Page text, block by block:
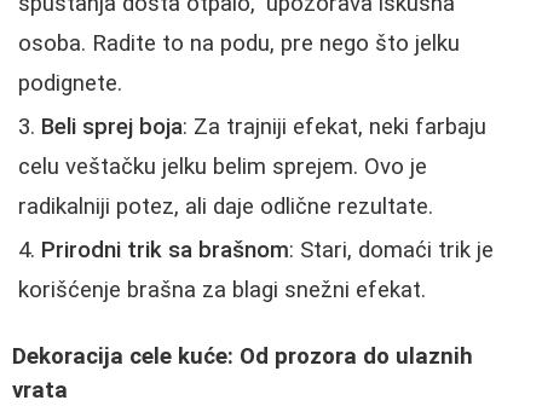
osoba. Radite to na podu, pre nego što jelku
podignete.
Beli sprej boja: Za trajniji efekat, neki farbaju
celu veštačku jelku belim sprejem. Ovo je
radikalniji potez, ali daje odlične rezultate.
Prirodni trik sa brašnom: Stari, domaći trik je
korišćenje brašna za blagi snežni efekat.
Dekoracija cele kuće: Od prozora do ulaznih
vrata